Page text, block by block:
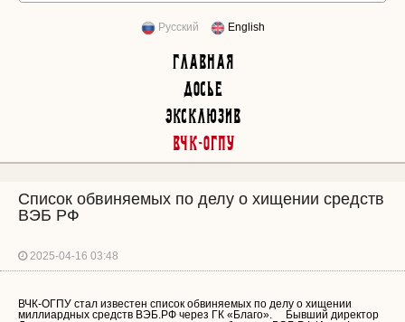
Русский English
Главная
Досье
Эксклюзив
ВЧК-ОГПУ
Список обвиняемых по делу о хищении средств
ВЭБ РФ
2025-04-16 03:48
ВЧК-ОГПУ стал известен список обвиняемых по делу о хищении
миллиардных средств ВЭБ.РФ через ГК «Благо». Бывший директор